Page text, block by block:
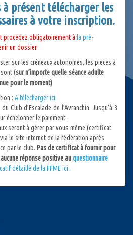
à présent télécharger les
à votre inscription.
procédez obligatoirement à la pré-
un dossier.
sur les créneaux autonomes, les pièces à
(sur n’importe quelle séance adulte
pour le moment)
: A télécharger ici.
Club d’Escalade de l’Avranchin. Jusqu’à 3
échelonner le paiement.
seront à gérer par vous même (certificat
le site internet de la fédération après
par le club. Pas de certificat à fournir pour
réponse positive auquestionnaire
détaillé de la FFME ici.